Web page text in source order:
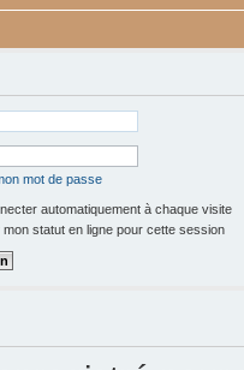
mot de passe
automatiquement à chaque visite
mon statut en ligne pour cette session